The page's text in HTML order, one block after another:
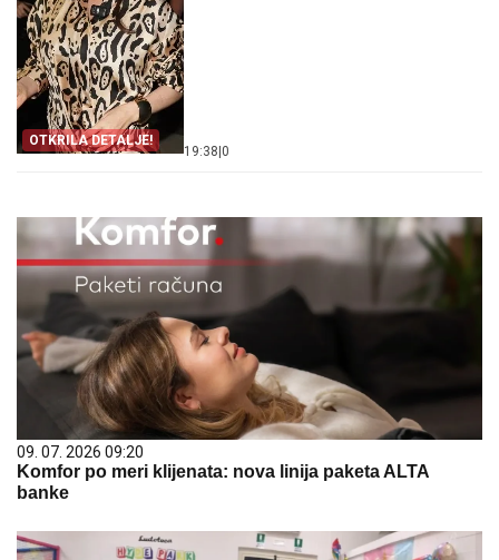
OTKRILA DETALJE!
19:38|0
09. 07. 2026 09:20
Komfor po meri klijenata: nova linija paketa ALTA
banke